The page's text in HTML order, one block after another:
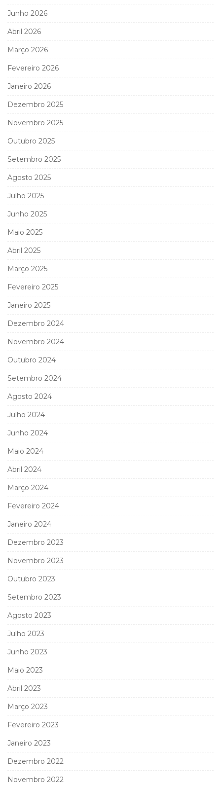
Junho 2026
Abril 2026
Março 2026
Fevereiro 2026
Janeiro 2026
Dezembro 2025
Novembro 2025
Outubro 2025
Setembro 2025
Agosto 2025
Julho 2025
Junho 2025
Maio 2025
Abril 2025
Março 2025
Fevereiro 2025
Janeiro 2025
Dezembro 2024
Novembro 2024
Outubro 2024
Setembro 2024
Agosto 2024
Julho 2024
Junho 2024
Maio 2024
Abril 2024
Março 2024
Fevereiro 2024
Janeiro 2024
Dezembro 2023
Novembro 2023
Outubro 2023
Setembro 2023
Agosto 2023
Julho 2023
Junho 2023
Maio 2023
Abril 2023
Março 2023
Fevereiro 2023
Janeiro 2023
Dezembro 2022
Novembro 2022